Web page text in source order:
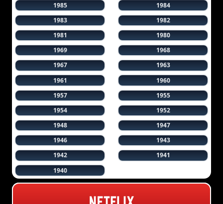
1985
1984
1983
1982
1981
1980
1969
1968
1967
1963
1961
1960
1957
1955
1954
1952
1948
1947
1946
1943
1942
1941
1940